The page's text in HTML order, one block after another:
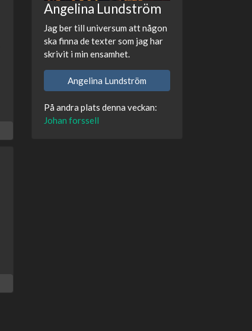
Angelina Lundström
Jag ber till universum att någon
ska finna de texter som jag har
skrivit i min ensamhet.
Angelina Lundström
På andra plats denna veckan:
Johan forssell